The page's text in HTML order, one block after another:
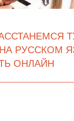
РУССКОМ
ОНЛАЙН